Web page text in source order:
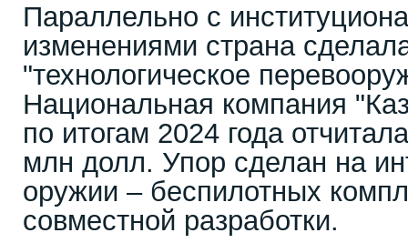
Параллельно с
изменениями страна
"технологическое
Национальная компания
по итогам 2024 года
млн долл. Упор сделан на
оружии – беспилотных
совместной разработки.